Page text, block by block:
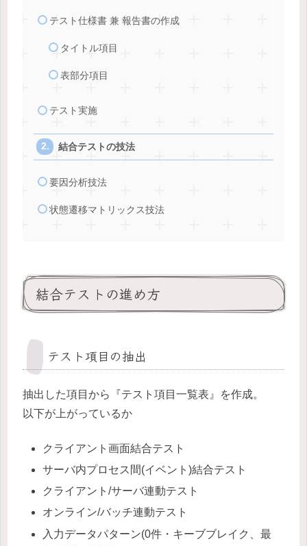
テスト仕様書 兼 報告書の作成
タイトル項目
表部分項目
テスト実施
結合テストの技法
要因分析技法
状態遷移マトリックス技法
結合テストの進め方
テスト項目の抽出
抽出した項目から『テスト項目一覧表』を作成。
以下が上がっているか
クライアント画面結合テスト
サーバ内プロセス間(イベント)結合テスト
クライアント/サーバ連動テスト
オンライン/バッチ連動テスト
入力データパターン(0件・キーブブレイク、最